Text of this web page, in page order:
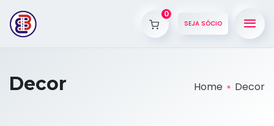
0
SEJA SÓCIO
Decor Home Decor